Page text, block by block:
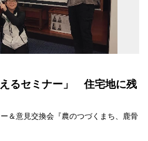
るセミナー」 住宅地に残
＆意見交換会『農のつづくまち、鹿骨